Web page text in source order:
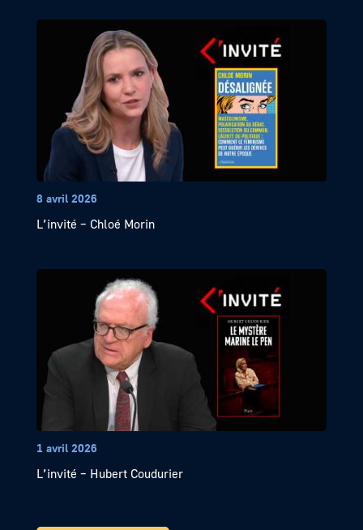
8 avril 2026
L’invité – Chloé Morin
1 avril 2026
L’invité – Hubert Coudurier